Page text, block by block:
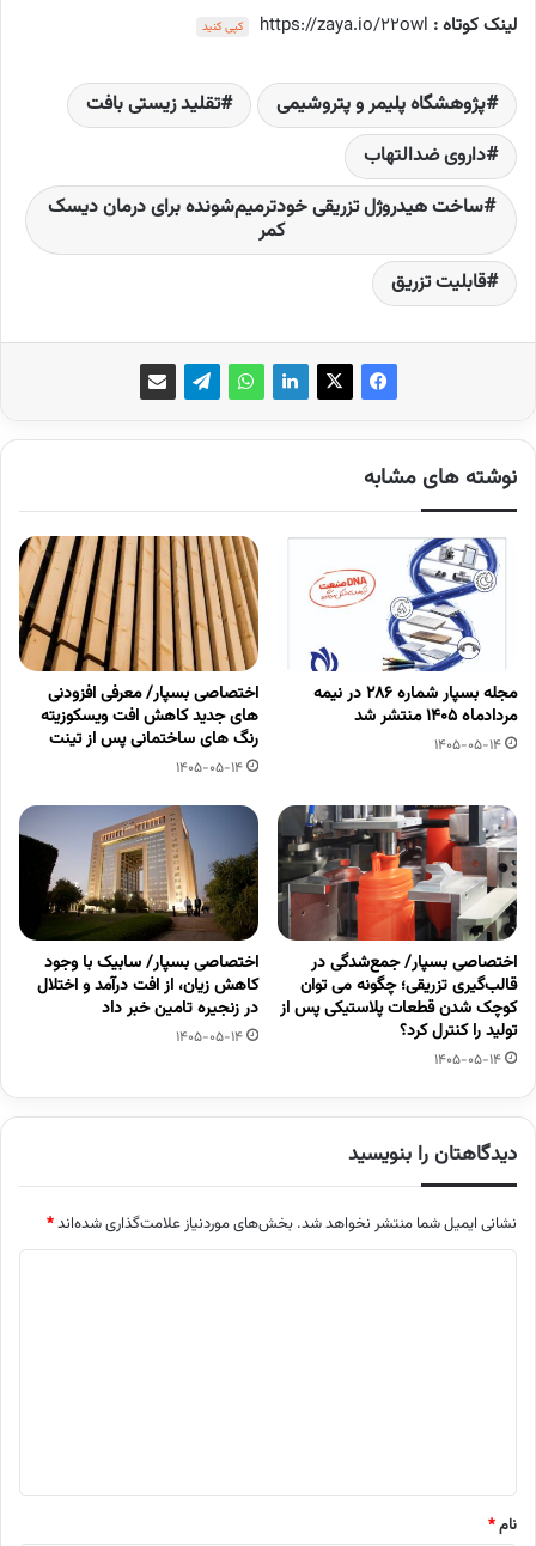
لینک کوتاه : https://zaya.io/22owl کپی کنید
پژوهشگاه پلیمر و پتروشیمی
تقلید زیستی بافت
داروی ضدالتهاب
ساخت هیدروژل تزریقی خودترمیم‌شونده برای درمان دیسک
کمر
قابلیت تزریق
نوشته های مشابه
مجله بسپار شماره 286 در نیمه
مردادماه 1405 منتشر شد
1405-05-14
اختصاصی بسپار/ معرفی افزودنی
های جدید کاهش افت ویسکوزیته
رنگ های ساختمانی پس از تینت
1405-05-14
اختصاصی بسپار/ جمع‌شدگی در
قالب‌گیری تزریقی؛ چگونه می توان
کوچک شدن قطعات پلاستیکی پس از
تولید را کنترل کرد؟
1405-05-14
اختصاصی بسپار/ سابیک با وجود
کاهش زیان، از افت درآمد و اختلال
در زنجیره تامین خبر داد
1405-05-14
دیدگاهتان را بنویسید
نشانی ایمیل شما منتشر نخواهد شد. بخش‌های موردنیاز علامت‌گذاری شده‌اند*
نام*